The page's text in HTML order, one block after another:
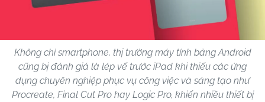
Không chỉ smartphone, thị trường máy tính bảng Android
cũng bị đánh giá là lép vế trước iPad khi thiếu các ứng
dụng chuyên nghiệp phục vụ công việc và sáng tạo như
Procreate, Final Cut Pro hay Logic Pro, khiến nhiều thiết bị